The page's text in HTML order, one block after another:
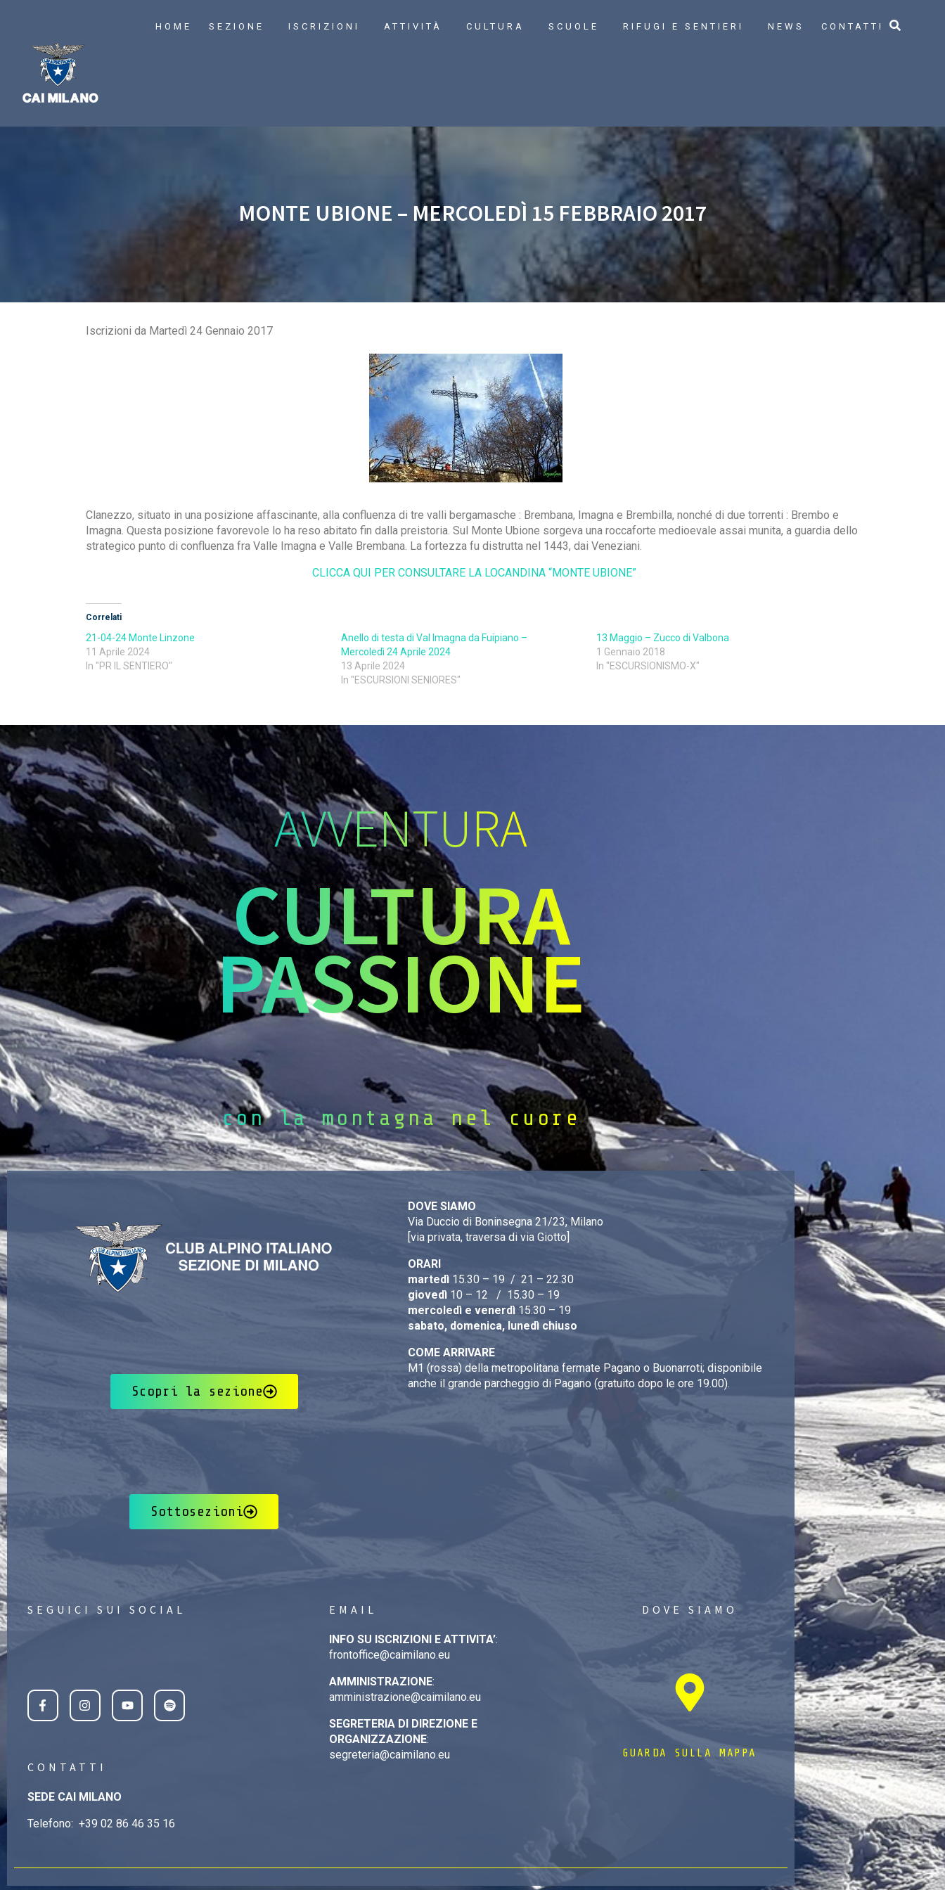
HOME SEZIONE ISCRIZIONI ATTIVITÀ CULTURA SCUOLE RIFUGI E SENTIERI NEWS CONTATTI
MONTE UBIONE – MERCOLEDÌ 15 FEBBRAIO 2017
Iscrizioni da Martedì 24 Gennaio 2017
Clanezzo, situato in una posizione affascinante, alla confluenza di tre valli bergamasche : Brembana, Imagna e Brembilla, nonché di due torrenti : Brembo e
Imagna. Questa posizione favorevole lo ha reso abitato fin dalla preistoria. Sul Monte Ubione sorgeva una roccaforte medioevale assai munita, a guardia dello
strategico punto di confluenza fra Valle Imagna e Valle Brembana. La fortezza fu distrutta nel 1443, dai Veneziani.
CLICCA QUI PER CONSULTARE LA LOCANDINA “MONTE UBIONE”
Correlati
21-04-24 Monte Linzone
11 Aprile 2024
In "PR IL SENTIERO"
Anello di testa di Val Imagna da Fuipiano –
Mercoledì 24 Aprile 2024
13 Aprile 2024
In "ESCURSIONI SENIORES"
13 Maggio – Zucco di Valbona
1 Gennaio 2018
In "ESCURSIONISMO-X"
AVVENTURA
CULTURA
PASSIONE
con la montagna nel cuore
Scopri la sezione
Sottosezioni
DOVE SIAMO
Via Duccio di Boninsegna 21/23, Milano
[via privata, traversa di via Giotto]
ORARI
martedì 15.30 – 19 / 21 – 22.30
giovedì 10 – 12 / 15.30 – 19
mercoledì e venerdì 15.30 – 19
sabato, domenica, lunedì chiuso
COME ARRIVARE
M1 (rossa) della metropolitana fermate Pagano o Buonarroti; disponibile
anche il grande parcheggio di Pagano (gratuito dopo le ore 19.00).
SEGUICI SUI SOCIAL
CONTATTI
SEDE CAI MILANO
Telefono: +39 02 86 46 35 16
EMAIL
INFO SU ISCRIZIONI E ATTIVITA’:
frontoffice@caimilano.eu
AMMINISTRAZIONE:
amministrazione@caimilano.eu
SEGRETERIA DI DIREZIONE E
ORGANIZZAZIONE:
segreteria@caimilano.eu
DOVE SIAMO
GUARDA SULLA MAPPA